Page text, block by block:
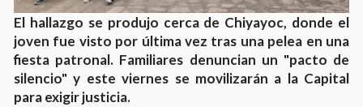
El hallazgo se produjo cerca de Chiyayoc, donde el
joven fue visto por última vez tras una pelea en una
fiesta patronal. Familiares denuncian un "pacto de
silencio" y este viernes se movilizarán a la Capital
para exigir justicia.